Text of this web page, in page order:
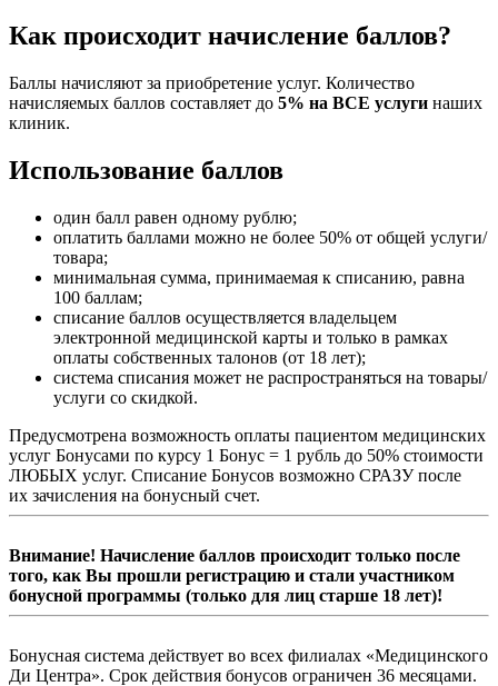
Как происходит начисление баллов?
Баллы начисляют за приобретение услуг. Количество
начисляемых баллов составляет до 5% на ВСЕ услуги наших
клиник.
Использование баллов
один балл равен одному рублю;
оплатить баллами можно не более 50% от общей услуги/
товара;
минимальная сумма, принимаемая к списанию, равна
100 баллам;
списание баллов осуществляется владельцем
электронной медицинской карты и только в рамках
оплаты собственных талонов (от 18 лет);
система списания может не распространяться на товары/
услуги со скидкой.
Предусмотрена возможность оплаты пациентом медицинских
услуг Бонусами по курсу 1 Бонус = 1 рубль до 50% стоимости
ЛЮБЫХ услуг. Списание Бонусов возможно СРАЗУ после
их зачисления на бонусный счет.
Внимание! Начисление баллов происходит только после
того, как Вы прошли регистрацию и стали участником
бонусной программы (только для лиц старше 18 лет)!
Бонусная система действует во всех филиалах «Медицинского
Ди Центра». Срок действия бонусов ограничен 36 месяцами.